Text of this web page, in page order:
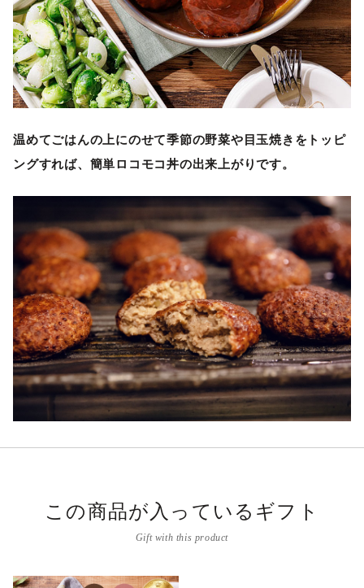
温めてごはんの上にのせて季節の野菜や目玉焼きをトッピ
ングすれば、簡単ロコモコ丼の出来上がりです。
この商品が入っているギフト
Gift with this product